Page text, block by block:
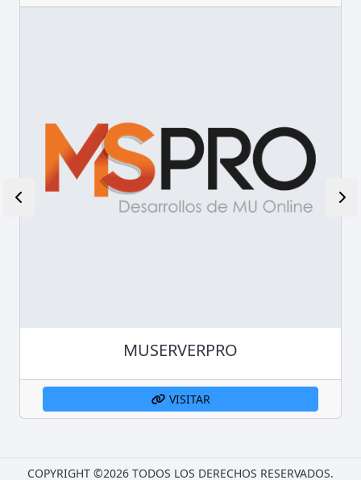
MUSERVERPRO
VISITAR
COPYRIGHT ©2026 TODOS LOS DERECHOS RESERVADOS.